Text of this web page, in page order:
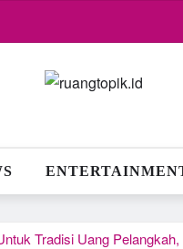
Tradisi Uang